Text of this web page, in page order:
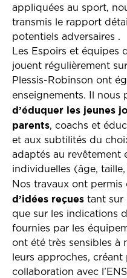
appliquées au sport,
transmis le rapport
potentiels adversaires .
Les Espoirs et équipes
jouent régulièrement
Plessis-Robinson ont
enseignements. Il nous
d’éduquer les jeunes
parents, coachs et
et aux subtilités du
adaptés au revêtement
individuelles (âge,
Nos travaux ont permis
d’idées reçues tant sur
que sur les indications
fournies par les
ont été très sensibles à
leurs approches,
collaboration avec